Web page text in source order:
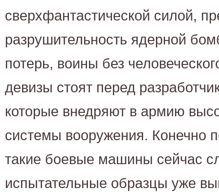
сверхфантастической силой,
разрушительность ядерной
потерь, воины без
девизы стоят перед
которые внедряют в армию
системы вооружения. Конечно
такие боевые машины сейчас
испытательные образцы уже